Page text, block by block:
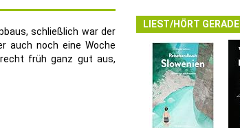
schließlich war der
auch noch eine Woche
früh ganz gut aus,
LIEST/HÖRT GERADE